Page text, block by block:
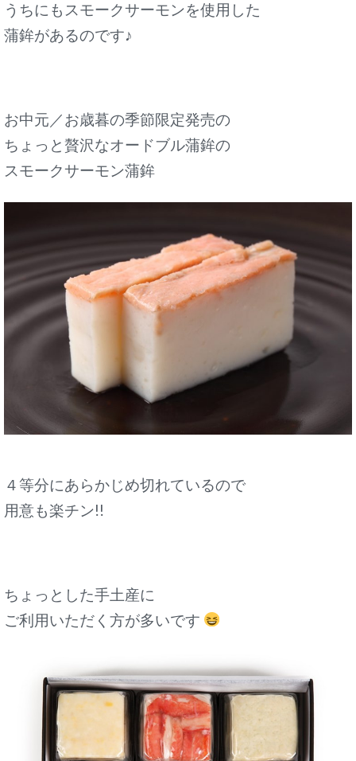
うちにもスモークサーモンを使用した
蒲鉾があるのです♪
お中元／お歳暮の季節限定発売の
ちょっと贅沢なオードブル蒲鉾の
スモークサーモン蒲鉾
４等分にあらかじめ切れているので
用意も楽チン!!
ちょっとした手土産に
ご利用いただく方が多いです